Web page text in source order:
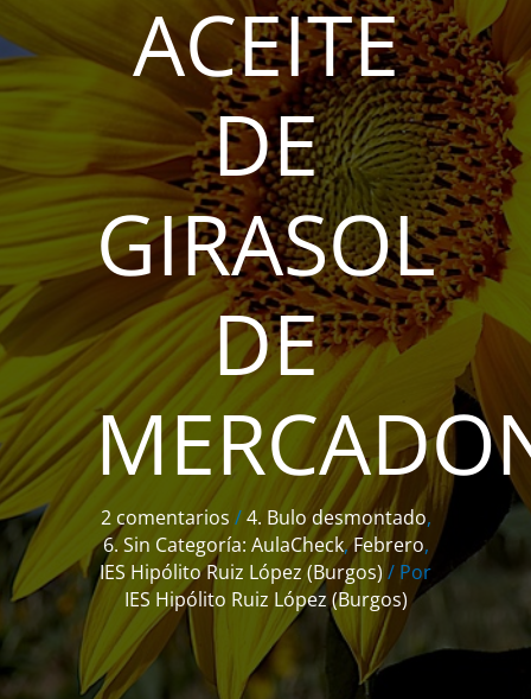
ACEITE
DE
GIRASOL
DE
2 comentarios /4. Bulo desmontado,
6. Sin Categoría: AulaCheck,Febrero,
IES Hipólito Ruiz López (Burgos) / Por
IES Hipólito Ruiz López (Burgos)